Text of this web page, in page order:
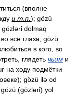
(вполне
и т.п. ); gözü
dolmaq
все глаза; gözü
в кого, во
глядеть чьим и
на ходу подмётки
gözü ilə od
(gözləri) yol